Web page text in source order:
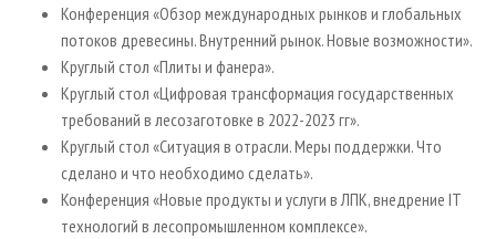
Конференция «Обзор международных рынков и глобальных
потоков древесины. Внутренний рынок. Новые возможности».
Круглый стол «Плиты и фанера».
Круглый стол «Цифровая трансформация государственных
требований в лесозаготовке в 2022-2023 гг».
Круглый стол «Ситуация в отрасли. Меры поддержки. Что
сделано и что необходимо сделать».
Конференция «Новые продукты и услуги в ЛПК, внедрение IT
технологий в лесопромышленном комплексе».